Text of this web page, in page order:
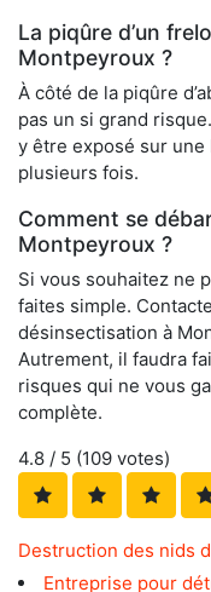
La piqûre d’un
Montpeyroux ?
À côté de la piqûre
pas un si grand
y être exposé sur
plusieurs fois.
Comment se
Montpeyroux ?
Si vous souhaitez ne
faites simple.
désinsectisation à
Autrement, il faudra
risques qui ne vous
complète.
4.8 / 5 (109 votes)
Destruction des nids
Entreprise pour